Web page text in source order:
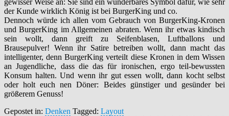
gewisser Weise an: Sie sind ein wunderbares Symbol dafür, wie sehr
der Kunde wirklich König ist bei BurgerKing und co.
Dennoch würde ich allen vom Gebrauch von BurgerKing-Kronen
und BurgerKing im Allgemeinen abraten. Wenn ihr etwas kindisch
sein wollt, dann greift zu Seifenblasen, Luftballons und
Brausepulver! Wenn ihr Satire betreiben wollt, dann macht das
intelligenter, denn BurgerKing verteilt diese Kronen in dem Wissen
an Jugendliche, dass die das für ironischen, ergo teil-bewussten
Konsum halten. Und wenn ihr gut essen wollt, dann kocht selbst
oder holt euch nen Döner: Beides günstiger und gesünder bei
größerem Genuss!
Gepostet in: Denken Tagged: Layout